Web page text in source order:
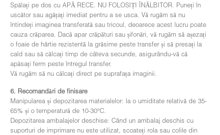
Spălați pe dos cu APĂ RECE. NU FOLOSIȚI ÎNĂLBITOR. Puneți în
uscător sau agățați imediat pentru a se usca. Vă rugăm să nu
întindeți imaginea transferată sau tricoul, deoarece acest lucru poate
cauza crăparea. Dacă apar crăpături sau șifonări, vă rugăm să așezați
o foaie de hârtie rezistentă la grăsime peste transfer și să presați la
cald sau să călcați timp de câteva secunde, asigurându-vă că
apăsați ferm peste întregul transfer.
Vă rugăm să nu călcați direct pe suprafața imaginii.
6. Recomandări de finisare
Manipularea și depozitarea materialelor: la o umiditate relativă de 35-
65% și o temperatură de 10-30°C.
Depozitarea ambalajelor deschise: Când un ambalaj deschis cu
suporturi de imprimare nu este utilizat, scoateți rola sau colile din